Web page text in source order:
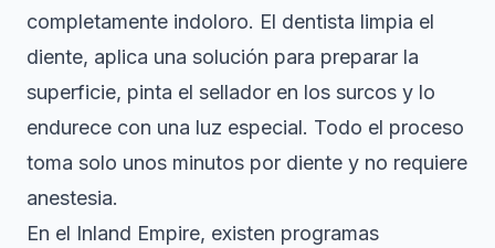
completamente indoloro. El dentista limpia el
diente, aplica una solución para preparar la
superficie, pinta el sellador en los surcos y lo
endurece con una luz especial. Todo el proceso
toma solo unos minutos por diente y no requiere
anestesia.
En el Inland Empire, existen programas